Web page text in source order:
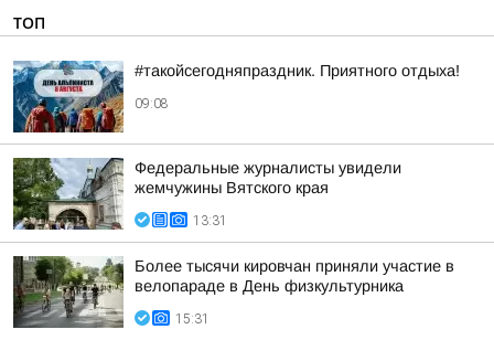
ТОП
#такойсегодняпраздник. Приятного отдыха!
09:08
Федеральные журналисты увидели
жемчужины Вятского края
13:31
Более тысячи кировчан приняли участие в
велопараде в День физкультурника
15:31